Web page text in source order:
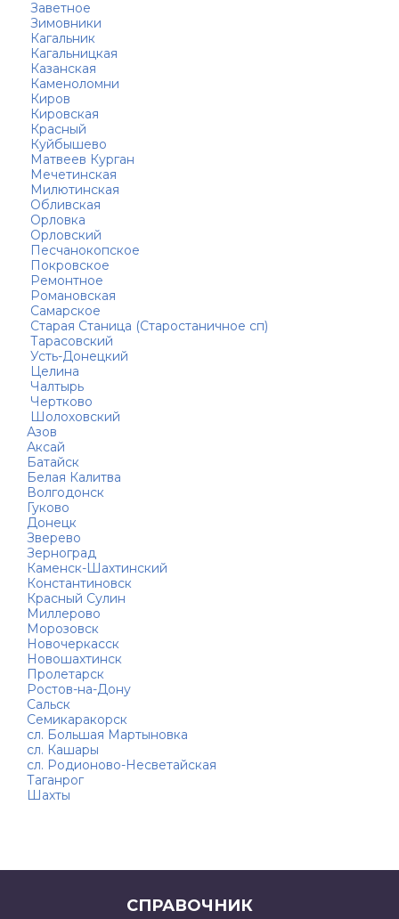
Заветное
Зимовники
Кагальник
Кагальницкая
Казанская
Каменоломни
Киров
Кировская
Красный
Куйбышево
Матвеев Курган
Мечетинская
Милютинская
Обливская
Орловка
Орловский
Песчанокопское
Покровское
Ремонтное
Романовская
Самарское
Старая Станица (Старостаничное сп)
Тарасовский
Усть-Донецкий
Целина
Чалтырь
Чертково
Шолоховский
Азов
Аксай
Батайск
Белая Калитва
Волгодонск
Гуково
Донецк
Зверево
Зерноград
Каменск-Шахтинский
Константиновск
Красный Сулин
Миллерово
Морозовск
Новочеркасск
Новошахтинск
Пролетарск
Ростов-на-Дону
Сальск
Семикаракорск
сл. Большая Мартыновка
сл. Кашары
сл. Родионово-Несветайская
Таганрог
Шахты
СПРАВОЧНИК